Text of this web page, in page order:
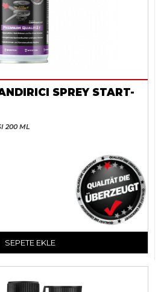
SPREY START-
200 ML
SEPETE EKLE